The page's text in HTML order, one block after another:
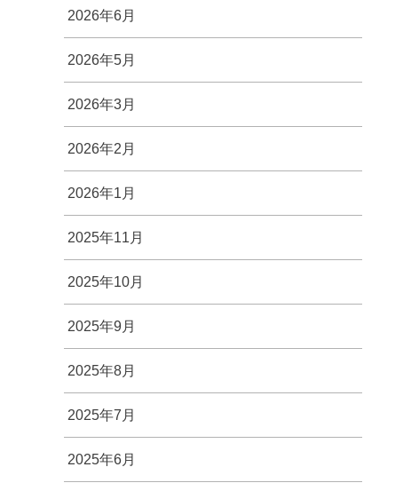
2026年6月
2026年5月
2026年3月
2026年2月
2026年1月
2025年11月
2025年10月
2025年9月
2025年8月
2025年7月
2025年6月